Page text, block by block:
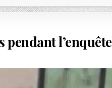
pendant l’enquête